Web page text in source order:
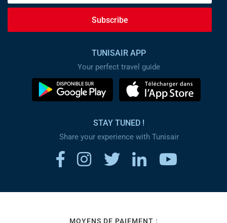
Subscribe
TUNISAIR APP
Your perfect travel guide
STAY TUNED !
Share your experience with Tunisair
MOYENS DE PAIEMENT :